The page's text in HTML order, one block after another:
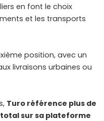
en font le choix
et les transports
position, avec un
livraisons urbaines ou
Turo référence plus de
total sur sa plateforme